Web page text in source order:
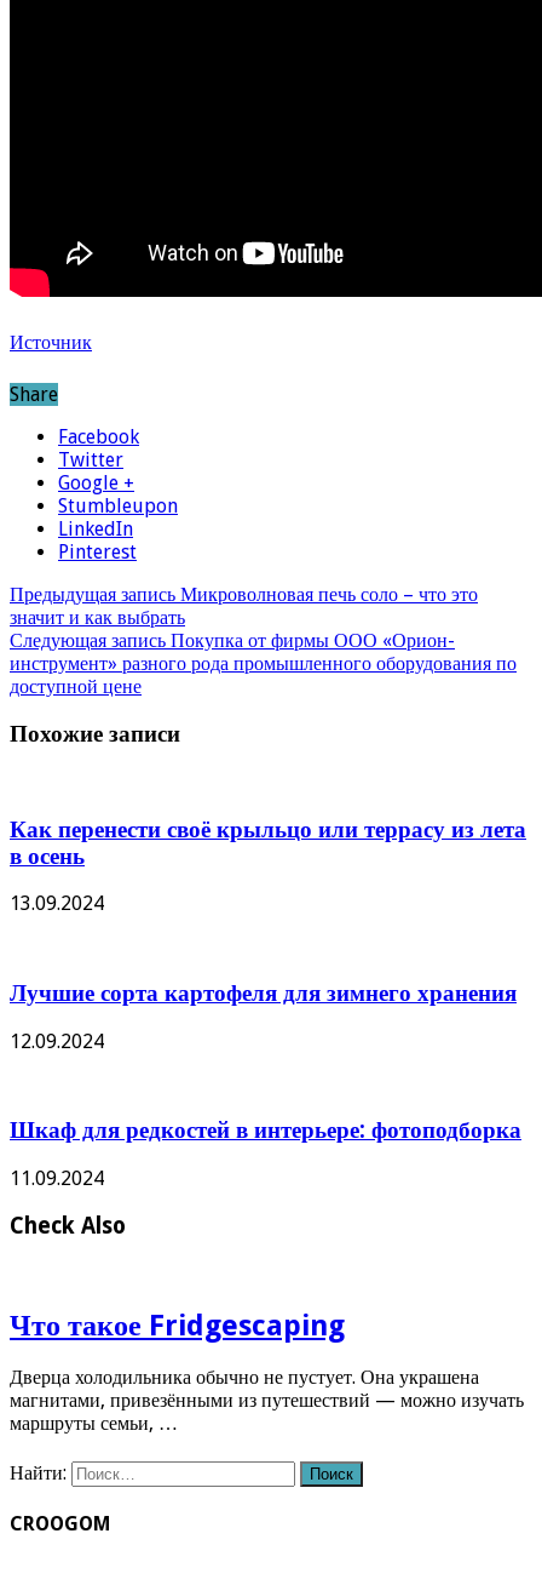
Источник
Share
Facebook
Twitter
Google +
Stumbleupon
LinkedIn
Pinterest
Предыдущая запись Микроволновая печь соло – что это
значит и как выбрать
Следующая запись Покупка от фирмы ООО «Орион-
инструмент» разного рода промышленного оборудования по
доступной цене
Похожие записи
Как перенести своё крыльцо или террасу из лета
в осень
13.09.2024
Лучшие сорта картофеля для зимнего хранения
12.09.2024
Шкаф для редкостей в интерьере: фотоподборка
11.09.2024
Check Also
Что такое Fridgescaping
Дверца холодильника обычно не пустует. Она украшена
магнитами, привезёнными из путешествий — можно изучать
маршруты семьи, …
Найти:
CROOGOM